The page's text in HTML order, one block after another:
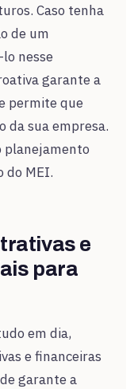
Caso tenha
de um
nesse
garante a
permite que
da sua empresa.
planejamento
do MEI.
e
para
em dia,
e financeiras
garante a